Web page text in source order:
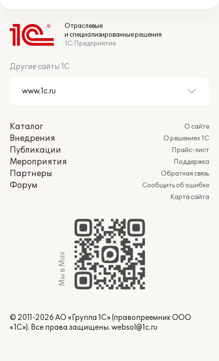
Отраслевые
и специализированные решения
1С:Предприятие
Другие сайты 1С
Каталог
Внедрения
Публикации
Мероприятия
Партнеры
Форум
О сайте
О решениях 1С
Прайс-лист
Поддержка
Обратная связь
Сообщить об ошибке
Карта сайта
Мы в Max
© 2011-2026 АО «Группа 1С» (правопреемник ООО
«1С»). Все права защищены. websol@1c.ru